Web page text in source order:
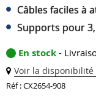
Câbles faciles à
Supports pour
En stock -
Voir la disponibilité
Réf : CX2654-908